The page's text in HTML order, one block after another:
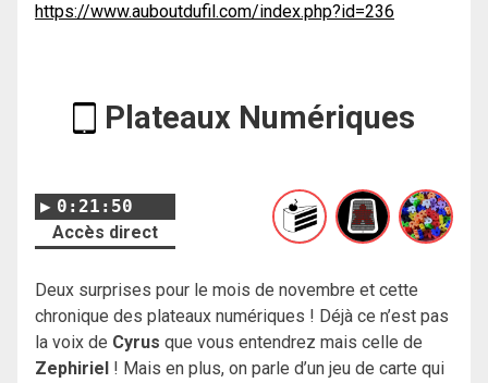
https://www.auboutdufil.com/index.php?id=236
Plateaux Numériques
0:21:50
Accès direct
Deux surprises pour le mois de novembre et cette
chronique des plateaux numériques ! Déjà ce n’est pas
la voix de Cyrus que vous entendrez mais celle de
Zephiriel ! Mais en plus, on parle d’un jeu de carte qui